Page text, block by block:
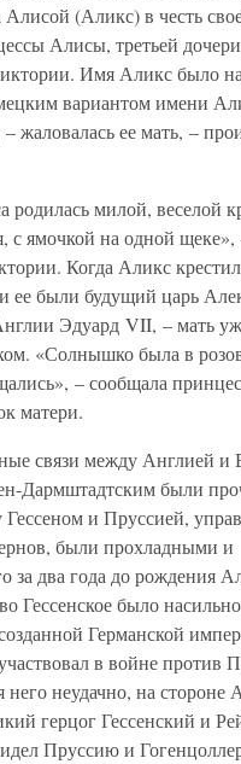
(Аликс) в честь
Алисы, третьей
Имя Аликс было
вариантом имени
жаловалась ее мать, –
родилась милой, веселой
с ямочкой на одной щеке»,
Когда Аликс
ее были будущий царь
Эдуард VII, – мать
«Солнышко была в
– сообщала
матери.
связи между Англией и
Дармштадтским были
и Пруссией,
были прохладными и
за два года до рождения
Гессенское было
Германской
в войне против
неудачно, на стороне
герцог Гессенский и
Пруссию и